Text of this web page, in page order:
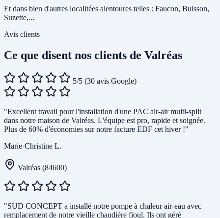
Et dans bien d'autres localitées alentoures telles : Faucon, Buisson,
Suzette,...
Avis clients
Ce que disent nos clients de Valréas
5/5 (30 avis Google)
"Excellent travail pour l'installation d'une PAC air-air multi-split
dans notre maison de Valréas. L'équipe est pro, rapide et soignée.
Plus de 60% d'économies sur notre facture EDF cet hiver !"
Marie-Christine L.
Valréas (84600)
"SUD CONCEPT a installé notre pompe à chaleur air-eau avec
remplacement de notre vieille chaudière fioul. Ils ont géré